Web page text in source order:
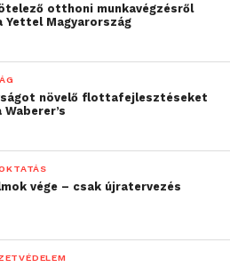
figyelt
lesznek
és más beérkezett
kockázatosnak
vizsgálata;
indítandó
kiemelt figyelemmel a
területére;
otthoni munkavégzésről
Magyarország
növelő flottafejlesztéseket
vége – csak újratervezés